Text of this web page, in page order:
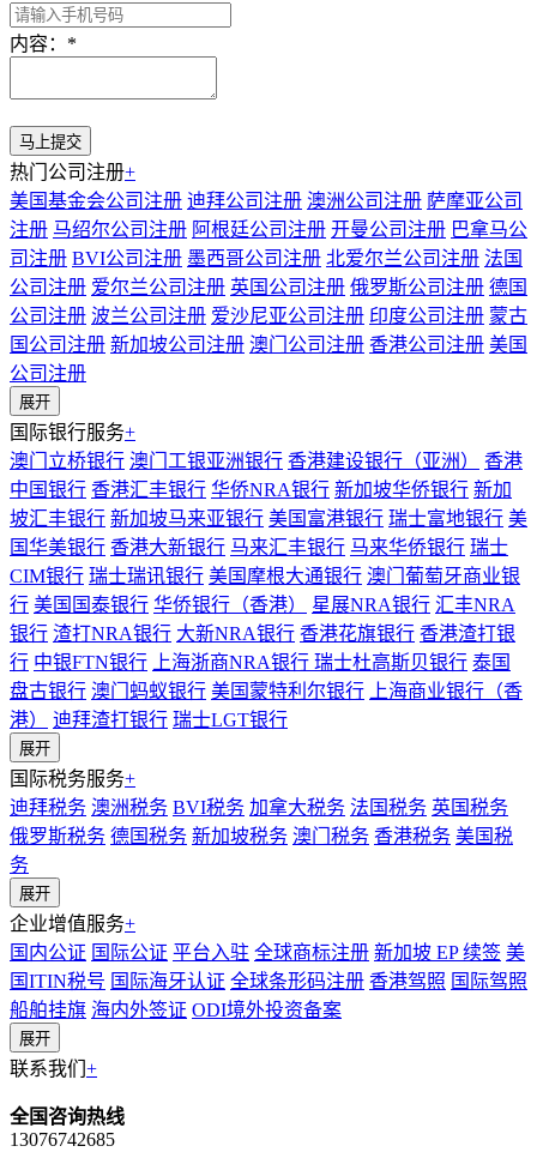
内容： *
热门公司注册+
美国基金会公司注册 迪拜公司注册 澳洲公司注册 萨摩亚公司
注册 马绍尔公司注册 阿根廷公司注册 开曼公司注册 巴拿马公
司注册 BVI公司注册 墨西哥公司注册 北爱尔兰公司注册 法国
公司注册 爱尔兰公司注册 英国公司注册 俄罗斯公司注册 德国
公司注册 波兰公司注册 爱沙尼亚公司注册 印度公司注册 蒙古
国公司注册 新加坡公司注册 澳门公司注册 香港公司注册 美国
公司注册
展开
国际银行服务+
澳门立桥银行 澳门工银亚洲银行 香港建设银行（亚洲）
香港
中国银行 香港汇丰银行 华侨NRA银行 新加坡华侨银行 新加
坡汇丰银行 新加坡马来亚银行 美国富港银行 瑞士富地银行 美
国华美银行 香港大新银行 马来汇丰银行 马来华侨银行 瑞士
CIM银行 瑞士瑞讯银行 美国摩根大通银行 澳门葡萄牙商业银
行 美国国泰银行 华侨银行（香港） 星展NRA银行 汇丰NRA
银行 渣打NRA银行 大新NRA银行 香港花旗银行 香港渣打银
行 中银FTN银行 上海浙商NRA银行 瑞士杜高斯贝银行 泰国
盘古银行 澳门蚂蚁银行 美国蒙特利尔银行
上海商业银行（香
港）
迪拜渣打银行 瑞士LGT银行
展开
国际税务服务+
迪拜税务 澳洲税务 BVI税务 加拿大税务 法国税务 英国税务
俄罗斯税务 德国税务 新加坡税务 澳门税务 香港税务 美国税
务
展开
企业增值服务+
国内公证 国际公证 平台入驻 全球商标注册 新加坡 EP 续签 美
国ITIN税号 国际海牙认证 全球条形码注册 香港驾照 国际驾照
船舶挂旗 海内外签证 ODI境外投资备案
展开
联系我们 +
全国咨询热线
13076742685